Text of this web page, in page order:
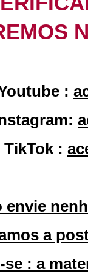
:
TikTok :
envie
a
se : a